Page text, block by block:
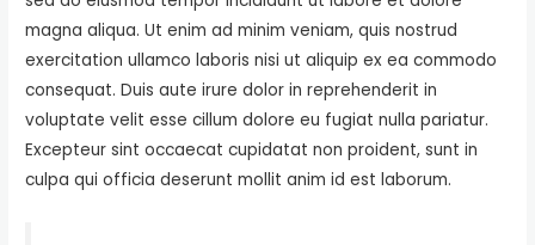
magna aliqua. Ut enim ad minim veniam, quis nostrud
exercitation ullamco laboris nisi ut aliquip ex ea commodo
consequat. Duis aute irure dolor in reprehenderit in
voluptate velit esse cillum dolore eu fugiat nulla pariatur.
Excepteur sint occaecat cupidatat non proident, sunt in
culpa qui officia deserunt mollit anim id est laborum.